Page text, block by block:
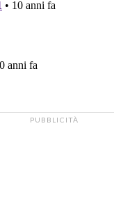
PUBBLICITÀ